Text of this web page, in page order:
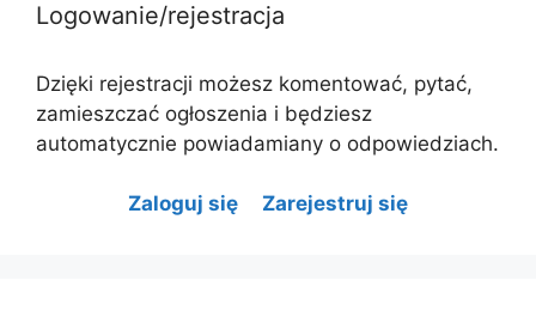
Logowanie/rejestracja
Dzięki rejestracji możesz komentować, pytać,
zamieszczać ogłoszenia i będziesz
automatycznie powiadamiany o odpowiedziach.
Zaloguj się Zarejestruj się